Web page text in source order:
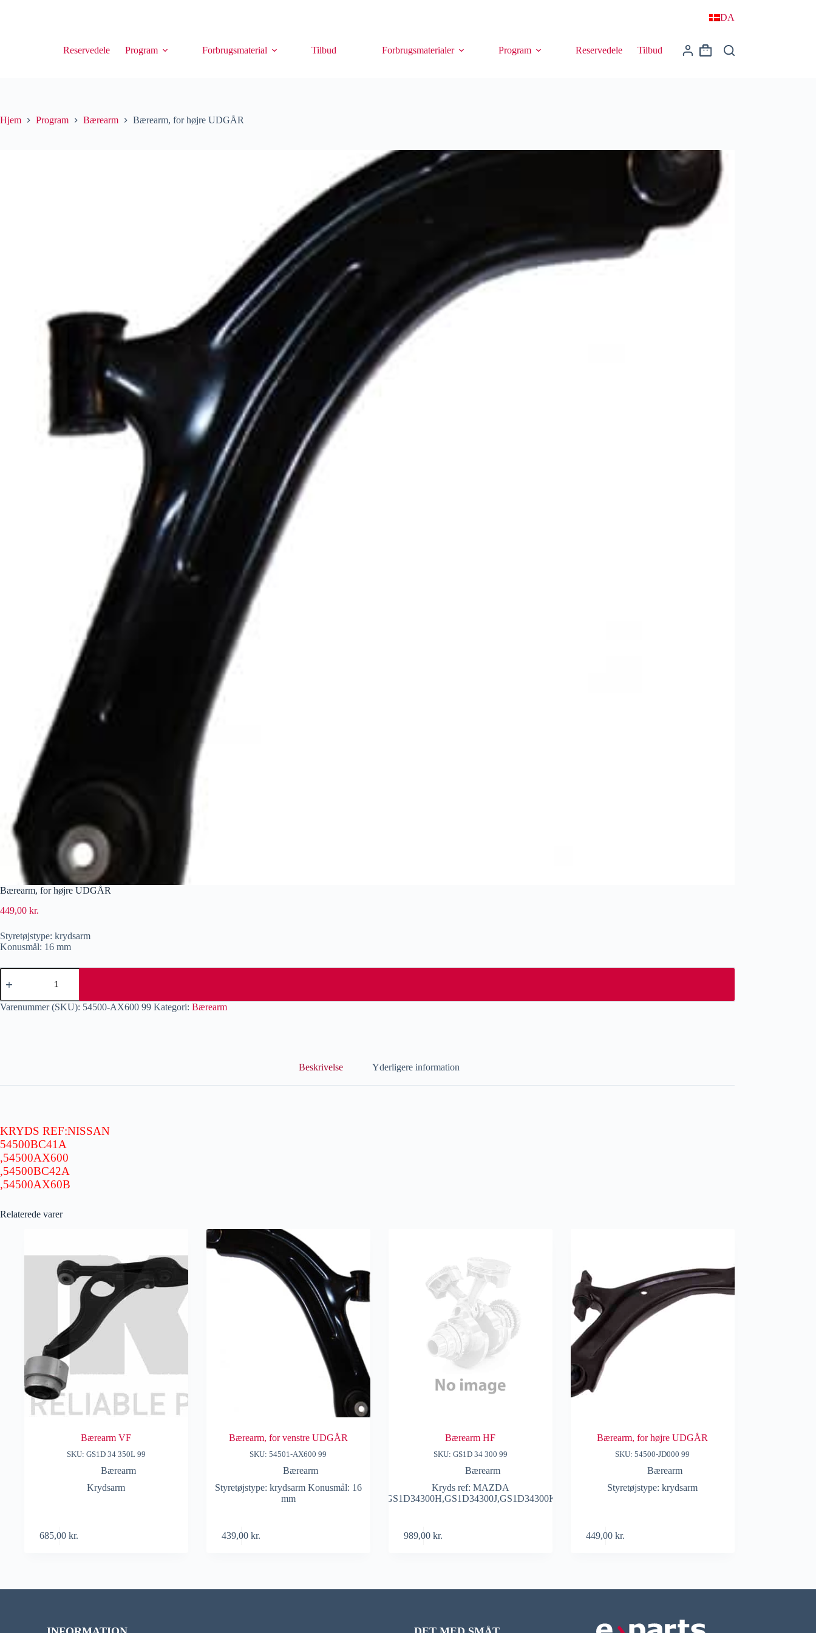
DA
Reservedele Program Forbrugsmaterial Tilbud Forbrugsmaterialer Program Reservedele Tilbud
Hjem Program Bærearm Bærearm, for højre UDGÅR
Bærearm, for højre UDGÅR
449,00 kr.
Styretøjstype: krydsarm
Konusmål: 16 mm
Varenummer (SKU): 54500-AX600 99 Kategori: Bærearm
Beskrivelse Yderligere information
KRYDS REF:NISSAN
54500BC41A
,54500AX600
,54500BC42A
,54500AX60B
Relaterede varer
Bærearm VF
SKU: GS1D 34 350L 99
Bærearm
Krydsarm
685,00kr.
Bærearm, for venstre UDGÅR
SKU: 54501-AX600 99
Bærearm
Styretøjstype: krydsarm Konusmål: 16
mm
439,00kr.
Bærearm HF
SKU: GS1D 34 300 99
Bærearm
Kryds ref: MAZDA
GS1D34300G,GS1D34300H,GS1D34300J,GS1D34300K,GS1D34300L
989,00kr.
Bærearm, for højre UDGÅR
SKU: 54500-JD000 99
Bærearm
Styretøjstype: krydsarm
449,00kr.